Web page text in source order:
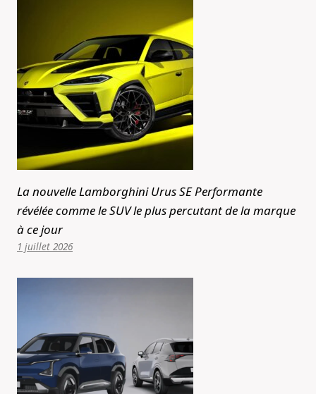
La nouvelle Lamborghini Urus SE Performante
révélée comme le SUV le plus percutant de la marque
à ce jour
1 juillet 2026